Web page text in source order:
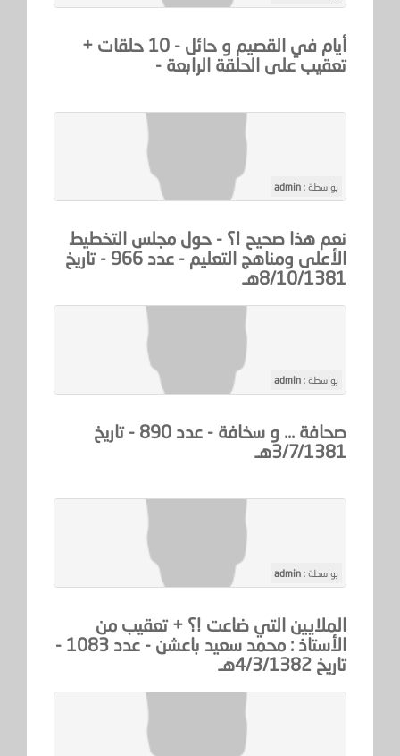
أيام في القصيم و حائل - 10 حلقات +
تعقيب على الحلقة الرابعة -
بواسطة : admin
نعم هذا صحيح !؟ - حول مجلس التخطيط
الأعلى ومناهج التعليم - عدد 966 - تاريخ
8/10/1381هـ
بواسطة : admin
صحافة ... و سخافة - عدد 890 - تاريخ
3/7/1381هـ
بواسطة : admin
الملايين التي ضاعت !؟ + تعقيب من
الأستاذ : محمد سعيد باعشن - عدد 1083 -
تاريخ 4/3/1382هـ